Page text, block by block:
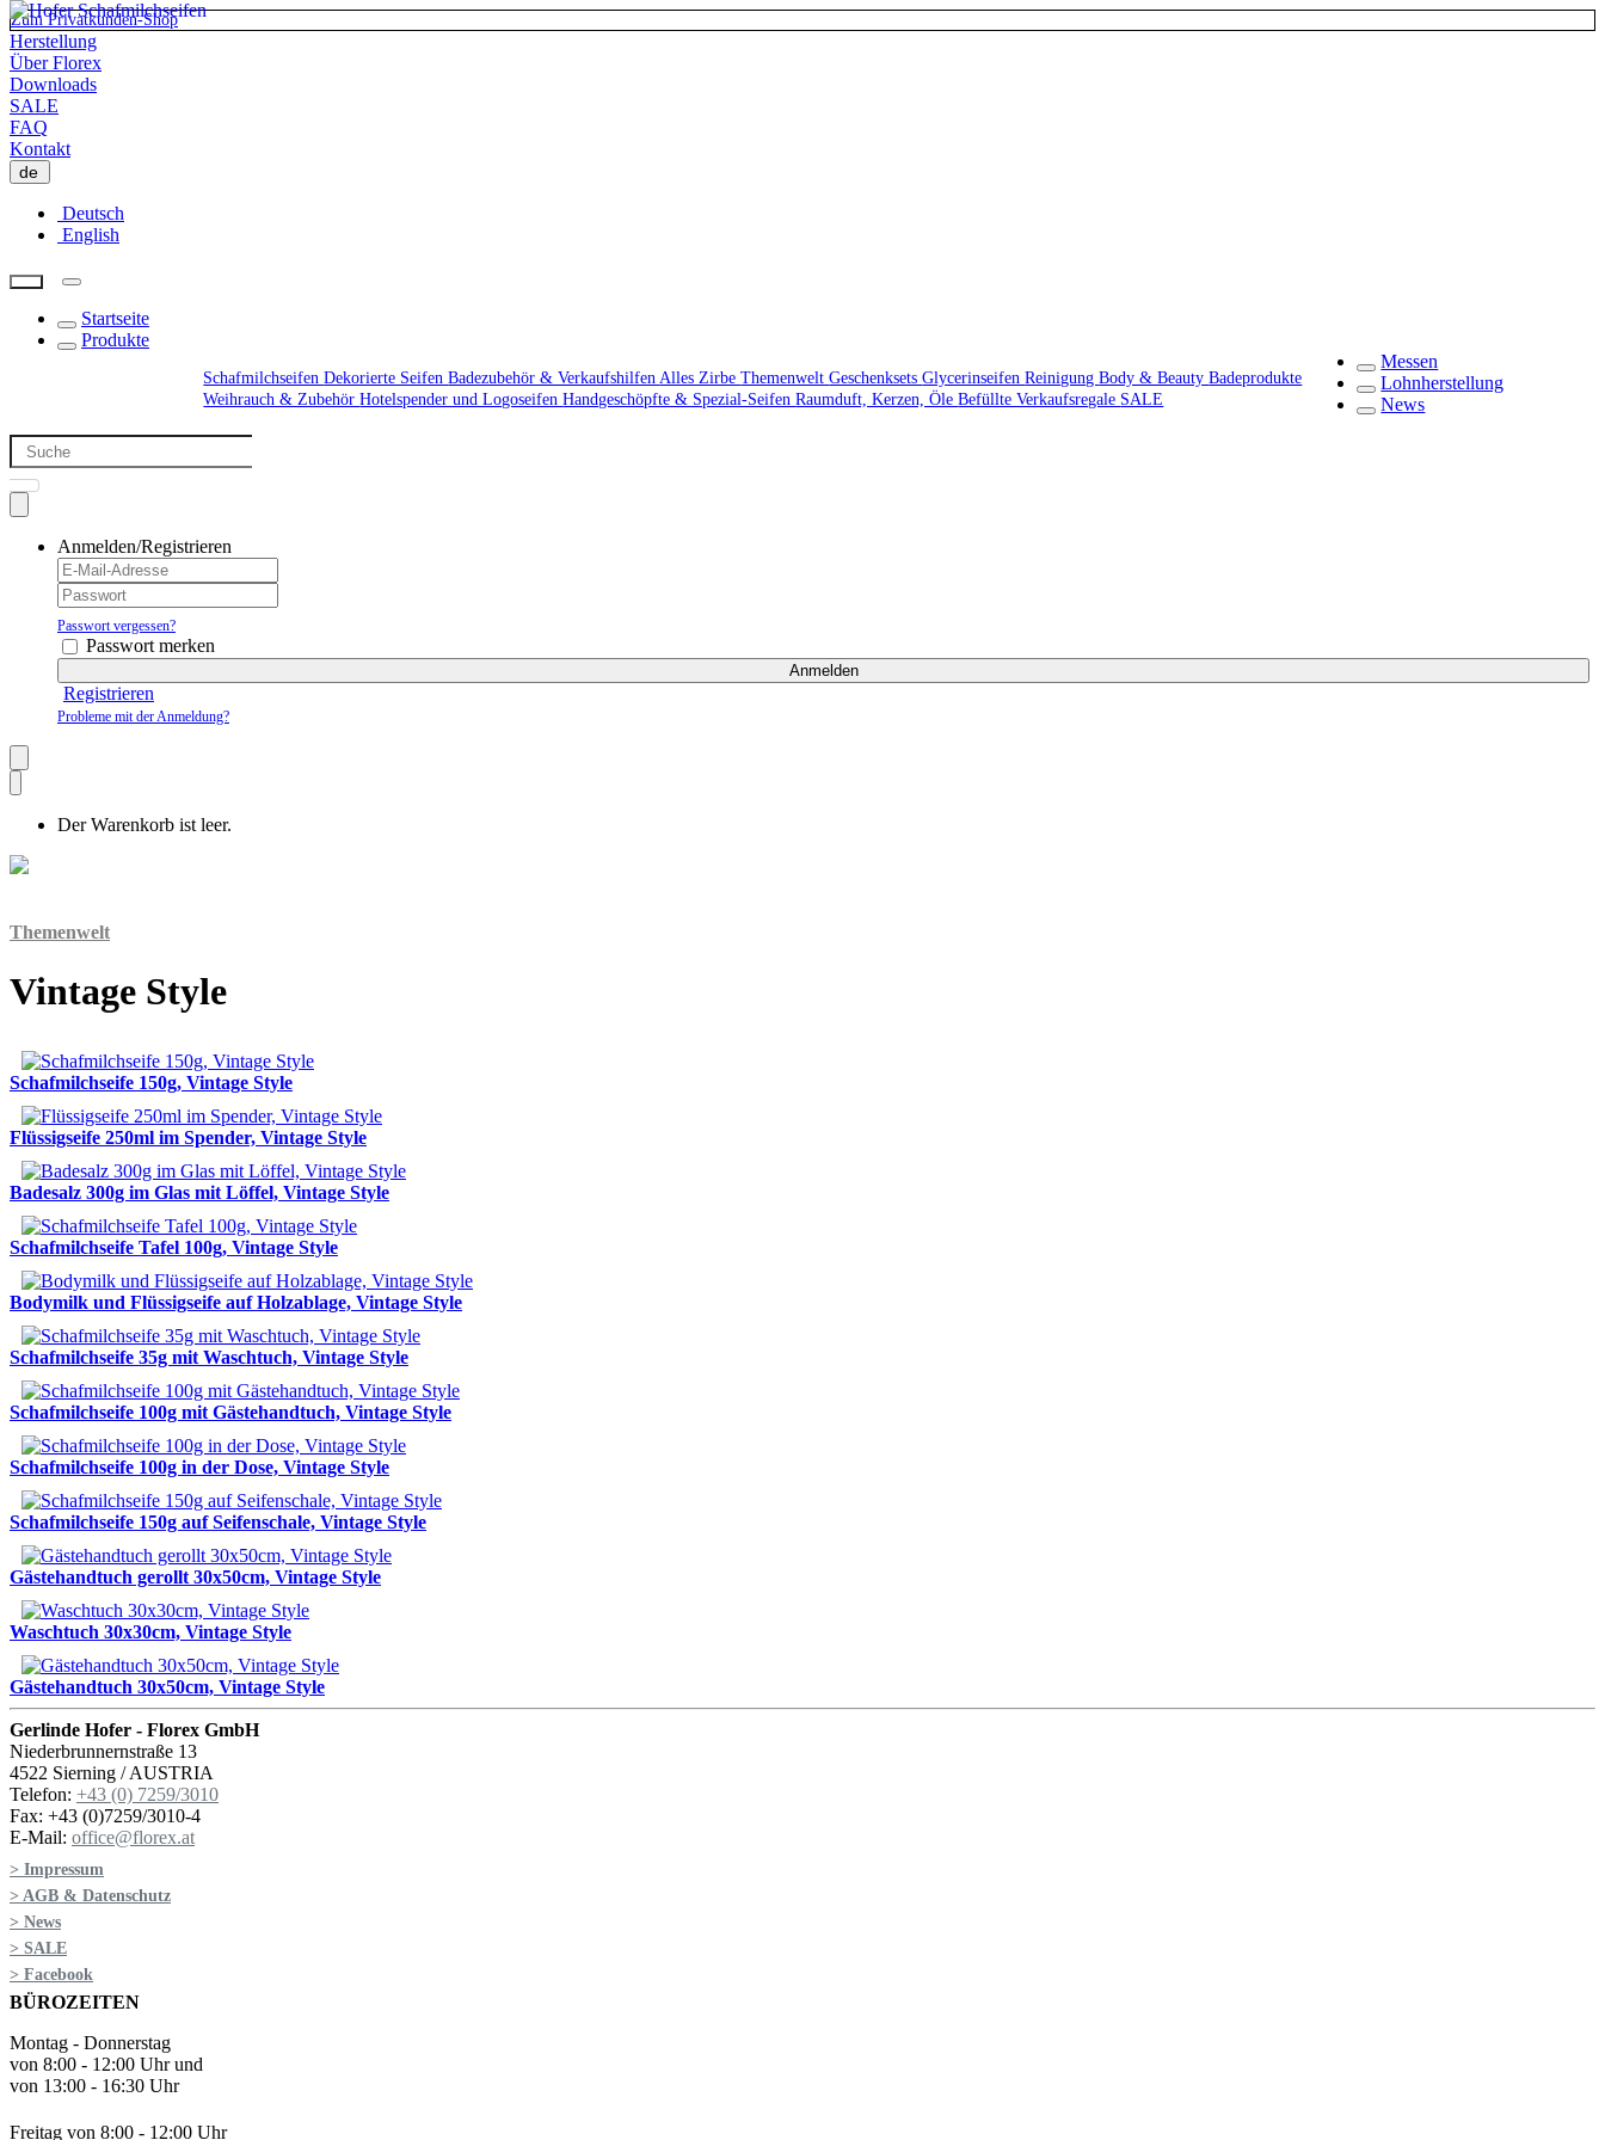
Zum Privatkunden-Shop
Herstellung
Über Florex
Downloads
SALE
FAQ
Kontakt
de
Deutsch
English
Startseite
Produkte
SchafmilchseifenDekorierte SeifenBadezubehör & Verkaufshilfen Alles ZirbeThemenweltGeschenksetsGlycerinseifenReinigungBody & BeautyBadeprodukte
Weihrauch & ZubehörHotelspender und LogoseifenHandgeschöpfte & Spezial-SeifenRaumduft, Kerzen, ÖleBefüllte Verkaufsregale SALE
Messen
Lohnherstellung
News
Anmelden/Registrieren
Passwort vergessen?
Passwort merken
Anmelden
Registrieren
Probleme mit der Anmeldung?
Der Warenkorb ist leer.
Themenwelt
Vintage Style
Schafmilchseife 150g, Vintage Style
Flüssigseife 250ml im Spender, Vintage Style
Badesalz 300g im Glas mit Löffel, Vintage Style
Schafmilchseife Tafel 100g, Vintage Style
Bodymilk und Flüssigseife auf Holzablage, Vintage Style
Schafmilchseife 35g mit Waschtuch, Vintage Style
Schafmilchseife 100g mit Gästehandtuch, Vintage Style
Schafmilchseife 100g in der Dose, Vintage Style
Schafmilchseife 150g auf Seifenschale, Vintage Style
Gästehandtuch gerollt 30x50cm, Vintage Style
Waschtuch 30x30cm, Vintage Style
Gästehandtuch 30x50cm, Vintage Style
Gerlinde Hofer - Florex GmbH
Niederbrunnernstraße 13
4522 Sierning / AUSTRIA
Telefon: +43 (0) 7259/3010
Fax: +43 (0)7259/3010-4
E-Mail: office@florex.at
> Impressum
> AGB & Datenschutz
> News
> SALE
> Facebook
BÜROZEITEN
Montag - Donnerstag
von 8:00 - 12:00 Uhr und
von 13:00 - 16:30 Uhr
Freitag von 8:00 - 12:00 Uhr